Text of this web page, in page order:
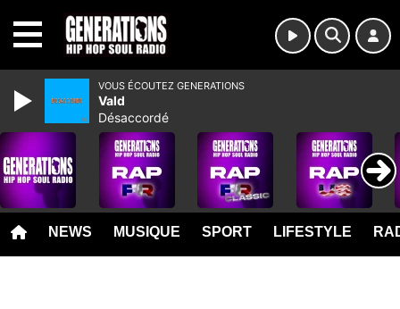
NEWS MUSIQUE SPORT LIFESTYLE
VOUS ÉCOUTEZ GENERATIONS
Vald
Désaccordé